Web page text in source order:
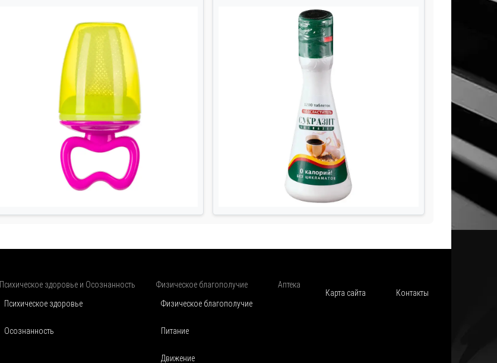
Психическое здоровье и Осознанность
Психическое здоровье
Осознанность
Физическое благополучие
Физическое благополучие
Питание
Движение
Аптека
Карта сайта
Контакты